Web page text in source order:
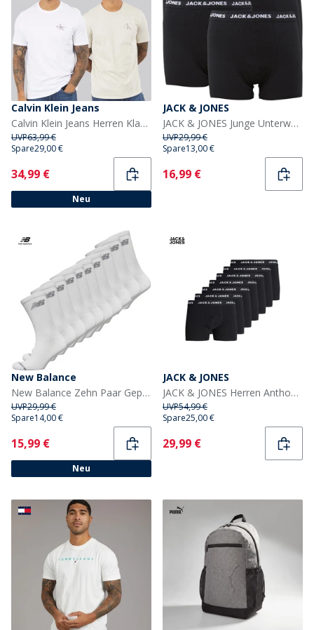
Calvin Klein Jeans
Calvin Klein Jeans Herren Klassisches Monogramm Logo T Shirt Bright White/Oatmeal
UVP63,99 €
Spare29,00 €
Current
34,99 €
Neu
JACK & JONES
JACK & JONES Junge Unterwäsche Five Pack Boxers Schwarz
UVP29,99 €
Spare13,00 €
Current
16,99 €
New Balance
New Balance Zehn Paar Gepolsterte Socken Weiß
UVP29,99 €
Spare14,00 €
Current
15,99 €
Neu
JACK & JONES
JACK & JONES Herren Anthony Boxershorts Schwarz
UVP54,99 €
Spare25,00 €
Current
29,99 €